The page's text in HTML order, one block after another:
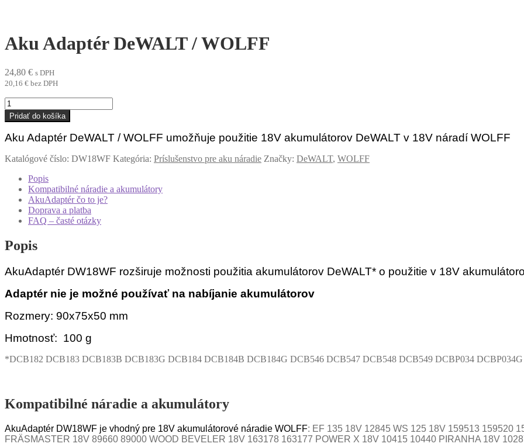
Aku Adaptér DeWALT / WOLFF
24,80 € s DPH
20,16 € bez DPH
množstvo
Aku
Adaptér
DeWALT
/
WOLFF
Pridať do košíka
Aku Adaptér DeWALT / WOLFF umožňuje použitie 18V akumulátorov DeWALT v 18V náradí WOLFF
Katalógové číslo: DW18WF Kategória: Príslušenstvo pre aku náradie Značky: DeWALT, WOLFF
Popis
Kompatibilné náradie a akumulátory
AkuAdaptér čo to je?
Doprava a platba
FAQ – časté otázky
Popis
AkuAdaptér DW18WF rozširuje možnosti použitia akumulátorov DeWALT* o použitie v 18V
Adaptér nie je možné používať na nabíjanie akumulátorov
Rozmery: 90x75x50 mm
Hmotnosť: 100 g
*DCB182 DCB183 DCB183B DCB183G DCB184 DCB184B DCB184G DCB546 DCB547 DCB548 DCB549 DCBP034
Kompatibilné náradie a akumulátory
AkuAdaptér DW18WF je vhodný pre 18V akumulátorové náradie WOLFF: EF 135 18V 12845 WS 125 18V 159513 159520
FRÄSMASTER 18V 89660 89000 WOOD BEVELER 18V 163178 163177 POWER X 18V 10415 10440 PIRANHA 18V